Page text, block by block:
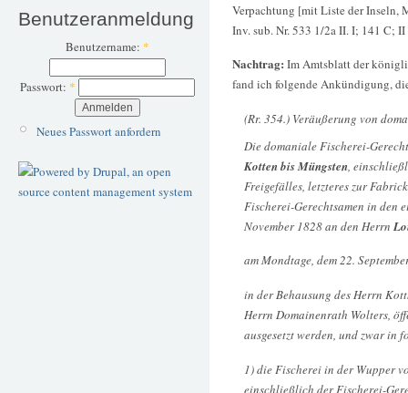
Benutzeranmeldung
Benutzername: *
Passwort: *
Neues Passwort anfordern
Verpachtung [mit Liste der Inseln,
Inv. sub. Nr. 533 1/2a II. I; 141 C;
Nachtrag: Im Amtsblatt der
fand ich folgende Ankündigung,
(Rr. 354.) Veräußerung von
Die domaniale Fischerei-
Kotten bis Müngsten,
Freigefälles, letzteres zur
Fischerei-Gerechtsamen in den
November 1828 an den Herrn
am Mondtage, dem 22.
in der Behausung des Herrn
Herrn Domainenrath Wolters,
ausgesetzt werden, und zwar in
1) die Fischerei in der Wupper
einschließlich der Fischerei-